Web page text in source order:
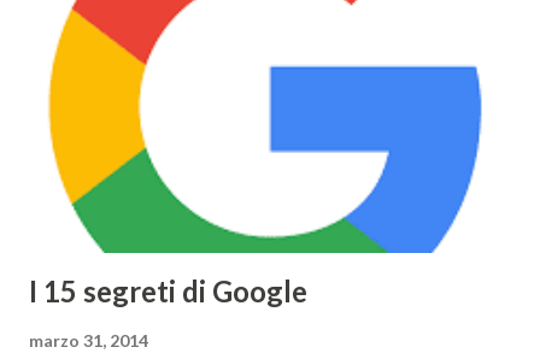
spessore, già minimo, è stato ulteriormente ridotto fino a
13,1mm, il TouchPad funziona adesso grazie alla tecnologia
Taptic Engine , che permette di rilevare la pesantezza del
tocco, il Display si baserà sulla tecnologia Retina ed avrà
una risoluzione di 2304x1440 . Tuttavia Apple per
ottimizzare ...
I 15 segreti di Google
marzo 31, 2014